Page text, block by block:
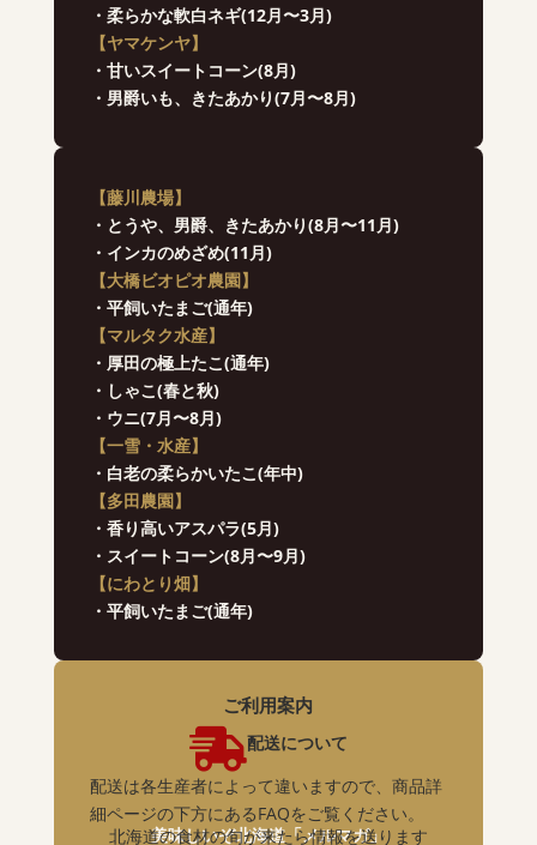
・柔らかな軟白ネギ(12月〜3月)
【ヤマケンヤ】
・甘いスイートコーン(8月)
・男爵いも、きたあかり(7月〜8月)
【藤川農場】
・とうや、男爵、きたあかり(8月〜11月)
・インカのめざめ(11月)
【大橋ビオピオ農園】
・平飼いたまご(通年)
【マルタク水産】
・厚田の極上たこ(通年)
・しゃこ(春と秋)
・ウニ(7月〜8月)
【一雪・水産】
・白老の柔らかいたこ(年中)
【多田農園】
・香り高いアスパラ(5月)
・スイートコーン(8月〜9月)
【にわとり畑】
・平飼いたまご(通年)
ご利用案内
配送について
配送は各生産者によって違いますので、商品詳
細ページの下方にあるFAQをご覧ください。
美味しいぞ北海道「メルマガ」
北海道の食材の旬が来たら情報を送ります